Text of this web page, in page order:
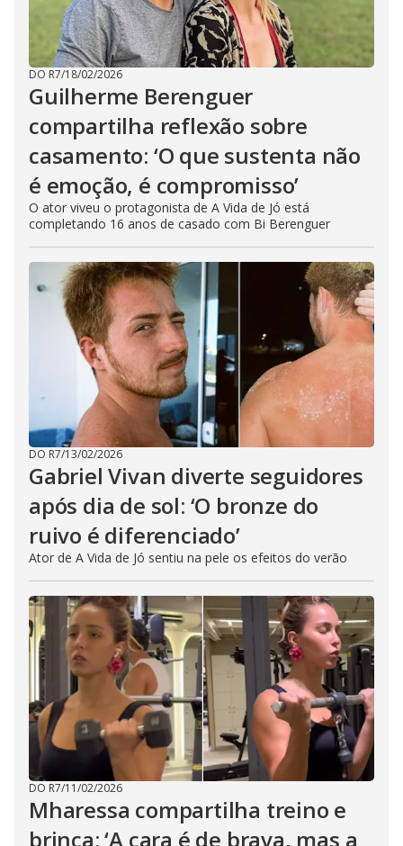
DO R7/18/02/2026
Guilherme Berenguer
compartilha reflexão sobre
casamento: ‘O que sustenta não
é emoção, é compromisso’
O ator viveu o protagonista de A Vida de Jó está
completando 16 anos de casado com Bi Berenguer
DO R7/13/02/2026
Gabriel Vivan diverte seguidores
após dia de sol: ‘O bronze do
ruivo é diferenciado’
Ator de A Vida de Jó sentiu na pele os efeitos do verão
DO R7/11/02/2026
Mharessa compartilha treino e
brinca: ‘A cara é de brava, mas a